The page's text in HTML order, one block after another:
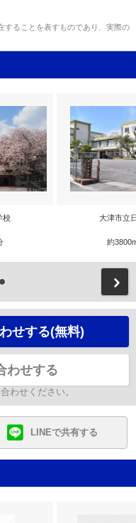
ることを表すものであり、実際の
校 大津市立
約
せする(無料)
わせする
わせください。
LINEで共有する